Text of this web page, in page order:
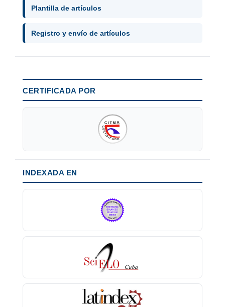
Plantilla de artículos
Registro y envío de artículos
CERTIFICADA POR
INDEXADA EN